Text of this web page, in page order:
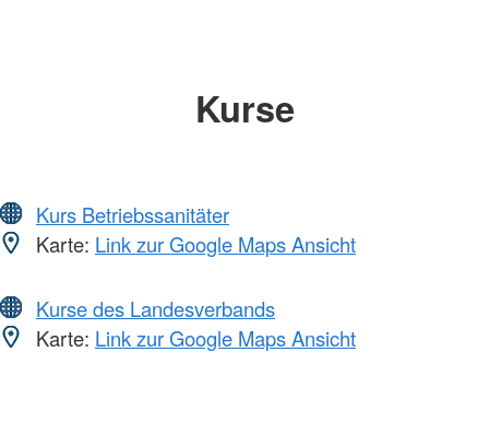
Kurse
Kurs Betriebssanitäter
Karte: Link zur Google Maps Ansicht
Kurse des Landesverbands
Karte: Link zur Google Maps Ansicht